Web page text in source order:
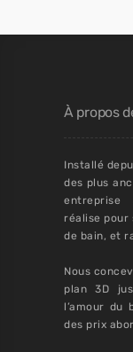
À propos
Installé
des plus
réalise pour
de bain, et
Nous
plan 3D
l’amour
des prix